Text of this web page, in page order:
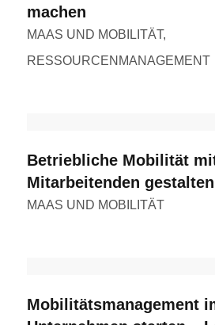
machen
MAAS UND MOBILITÄT,
RESSOURCENMANAGEMENT
Betriebliche Mobilität
Mitarbeitenden gestalten
MAAS UND MOBILITÄT
Mobilitätsmanagement